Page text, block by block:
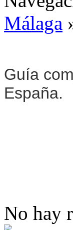
Málaga
Guía
España.
No hay